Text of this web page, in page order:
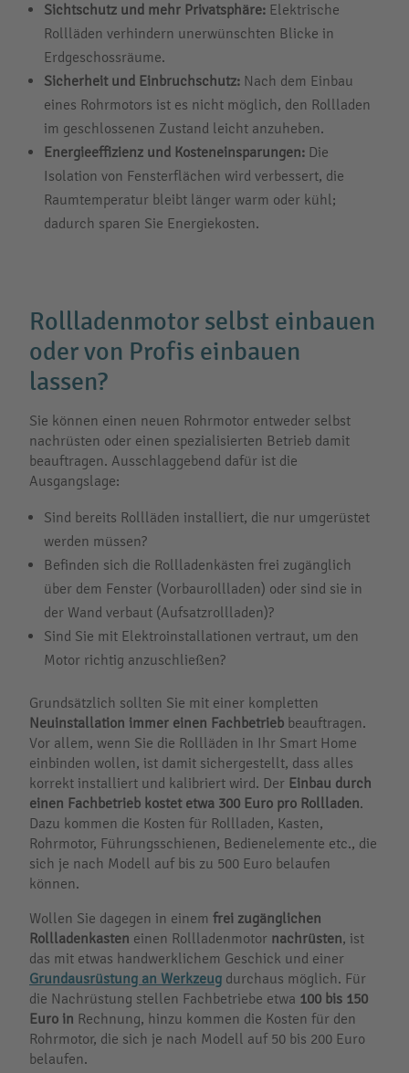
Sichtschutz und mehr Privatsphäre: Elektrische
Rollläden verhindern unerwünschten Blicke in
Erdgeschossräume.
Sicherheit und Einbruchschutz: Nach dem Einbau
eines Rohrmotors ist es nicht möglich, den Rollladen
im geschlossenen Zustand leicht anzuheben.
Energieeffizienz und Kosteneinsparungen: Die
Isolation von Fensterflächen wird verbessert, die
Raumtemperatur bleibt länger warm oder kühl;
dadurch sparen Sie Energiekosten.
Rollladenmotor selbst einbauen
oder von Profis einbauen
lassen?
Sie können einen neuen Rohrmotor entweder selbst
nachrüsten oder einen spezialisierten Betrieb damit
beauftragen. Ausschlaggebend dafür ist die
Ausgangslage:
Sind bereits Rollläden installiert, die nur umgerüstet
werden müssen?
Befinden sich die Rollladenkästen frei zugänglich
über dem Fenster (Vorbaurollladen) oder sind sie in
der Wand verbaut (Aufsatzrollladen)?
Sind Sie mit Elektroinstallationen vertraut, um den
Motor richtig anzuschließen?
Grundsätzlich sollten Sie mit einer kompletten
Neuinstallation immer einen Fachbetrieb beauftragen.
Vor allem, wenn Sie die Rollläden in Ihr Smart Home
einbinden wollen, ist damit sichergestellt, dass alles
korrekt installiert und kalibriert wird. Der Einbau durch
einen Fachbetrieb kostet etwa 300 Euro pro Rollladen.
Dazu kommen die Kosten für Rollladen, Kasten,
Rohrmotor, Führungsschienen, Bedienelemente etc., die
sich je nach Modell auf bis zu 500 Euro belaufen
können.
Wollen Sie dagegen in einem frei zugänglichen
Rollladenkasten einen Rollladenmotor nachrüsten, ist
das mit etwas handwerklichem Geschick und einer
Grundausrüstung an Werkzeug durchaus möglich. Für
die Nachrüstung stellen Fachbetriebe etwa 100 bis 150
Euro in Rechnung, hinzu kommen die Kosten für den
Rohrmotor, die sich je nach Modell auf 50 bis 200 Euro
belaufen.